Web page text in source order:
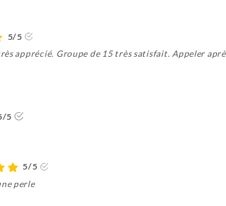
5/5
apprécié. Groupe de 15 très satisfait. Appeler
5
5/5
perle